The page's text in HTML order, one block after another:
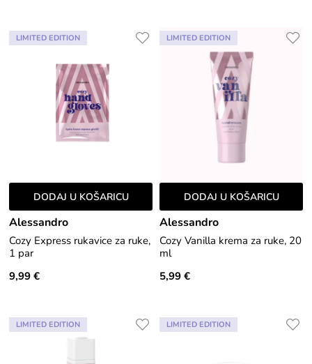
LIMITED EDITION
DODAJ U KOŠARICU
Alessandro
Cozy Express rukavice za ruke,
1 par
9,99 €
LIMITED EDITION
DODAJ U KOŠARICU
Alessandro
Cozy Vanilla krema za ruke, 20
ml
5,99 €
LIMITED EDITION LIMITED EDITION